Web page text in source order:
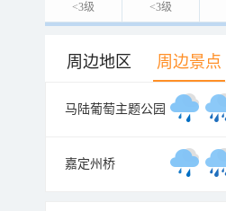
<3级 <3级
周边地区 周边景点
马陆葡萄主题公园
嘉定州桥